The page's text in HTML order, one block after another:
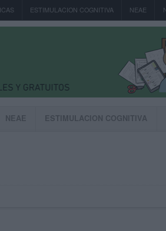
ESTIMULACION COGNITIVA NEAE
NEAE ESTIMULACION COGNITIVA